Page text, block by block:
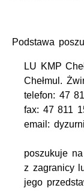
Podstawa
LU KMP
Chełmul.
telefon: 47
fax: 47 811
email:
poszukuje
z zagranicy
jego